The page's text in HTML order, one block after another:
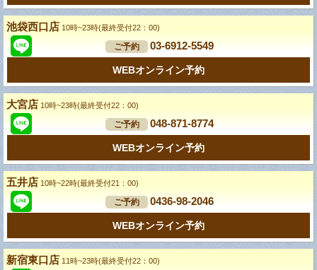
池袋西口店 10時~23時(最終受付22：00)
ご予約 03-6912-5549
WEBオンライン予約
大宮店 10時~23時(最終受付22：00)
ご予約 048-871-8774
WEBオンライン予約
五井店 10時~22時(最終受付21：00)
ご予約 0436-98-2046
WEBオンライン予約
新宿東口店 11時~23時(最終受付22：00)